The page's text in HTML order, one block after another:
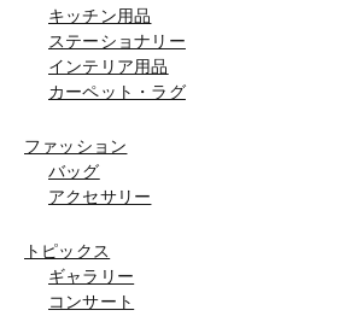
キッチン用品
ステーショナリー
インテリア用品
カーペット・ラグ
ファッション
バッグ
アクセサリー
トピックス
ギャラリー
コンサート